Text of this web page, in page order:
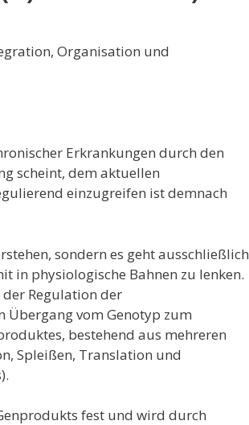
Organisation und
Erkrankungen durch den
scheint, dem aktuellen
einzugreifen ist demnach
sondern es geht ausschließlich
in physiologische Bahnen zu lenken.
Regulation der
Übergang vom Genotyp zum
bestehend aus mehreren
Spleißen, Translation und
fest und wird durch